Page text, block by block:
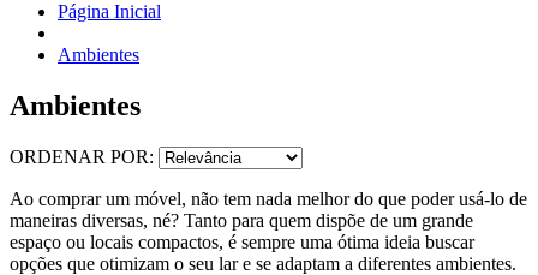
Página Inicial
Ambientes
Ambientes
ORDENAR POR:
Ao comprar um móvel, não tem nada melhor do que poder usá-lo de
maneiras diversas, né? Tanto para quem dispõe de um grande
espaço ou locais compactos, é sempre uma ótima ideia buscar
opções que otimizam o seu lar e se adaptam a diferentes ambientes.